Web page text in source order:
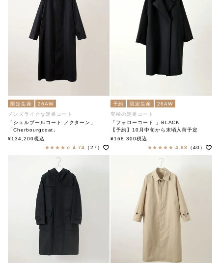
限定生産
26AW
メンズライクな定番コート
「シェルブールコート ノクターン」
「Cherbourgcoat」
soutiencollar（ステンカラー）
¥134,200税込
4.74
（27）
予約 限定生産
26AW
究極の定番コート
「フォローコート 」BLACK
【予約】10月中旬から末頃入荷予定
「Follow Coat」BLACK
soutiencollar（ステンカラー）
¥168,300税込
4.88
（40）